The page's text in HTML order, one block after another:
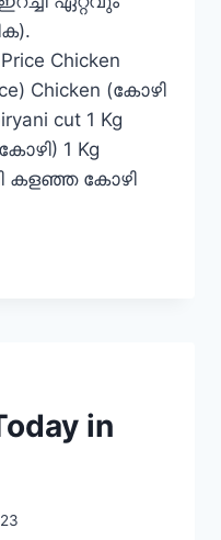
Chicken
Chicken (കോഴി
cut 1 Kg
1 Kg
കളഞ്ഞ കോഴി
in